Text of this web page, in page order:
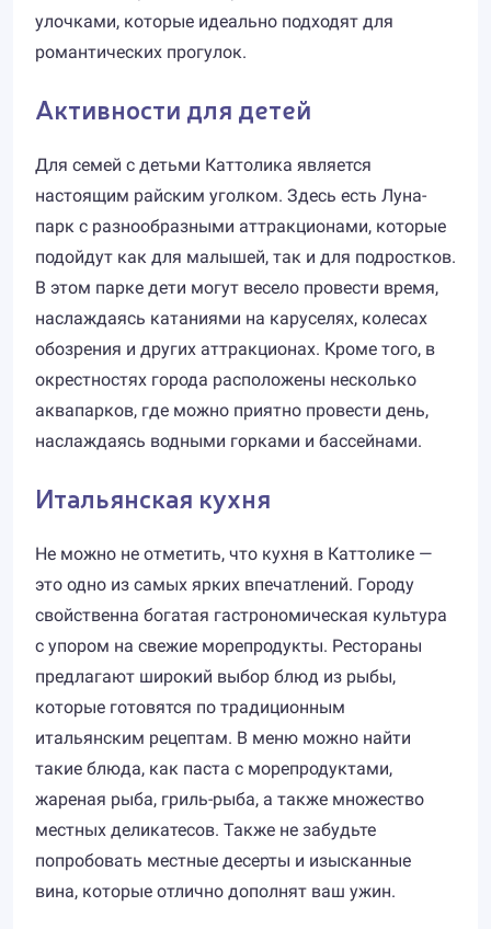
улочками, которые идеально подходят для
романтических прогулок.
Активности для детей
Для семей с детьми Каттолика является
настоящим райским уголком. Здесь есть Луна-
парк с разнообразными аттракционами, которые
подойдут как для малышей, так и для подростков.
В этом парке дети могут весело провести время,
наслаждаясь катаниями на каруселях, колесах
обозрения и других аттракционах. Кроме того, в
окрестностях города расположены несколько
аквапарков, где можно приятно провести день,
наслаждаясь водными горками и бассейнами.
Итальянская кухня
Не можно не отметить, что кухня в Каттолике —
это одно из самых ярких впечатлений. Городу
свойственна богатая гастрономическая культура
с упором на свежие морепродукты. Рестораны
предлагают широкий выбор блюд из рыбы,
которые готовятся по традиционным
итальянским рецептам. В меню можно найти
такие блюда, как паста с морепродуктами,
жареная рыба, гриль-рыба, а также множество
местных деликатесов. Также не забудьте
попробовать местные десерты и изысканные
вина, которые отлично дополнят ваш ужин.